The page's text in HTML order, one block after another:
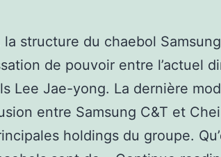
structure du chaebol
de pouvoir entre l’actuel
Lee Jae-yong. La dernière
entre Samsung C&T et
holdings du groupe.